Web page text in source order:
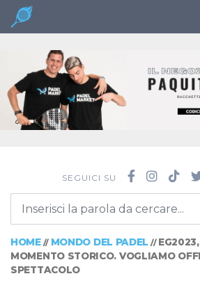
SEGUICI SU
HOME// MONDO DEL PADEL //
MOMENTO STORICO. VOGLIAMO
SPETTACOLO